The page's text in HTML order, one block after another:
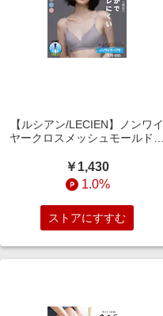
【ルシアン/LECIEN】ノンワイ
ヤークロスメッシュモールドブ
￥1,430
1.0%
ストアにすすむ